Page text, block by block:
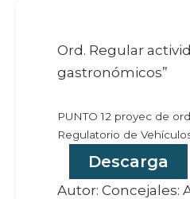
Ord. Regular
gastronómicos”
PUNTO 12 proyec de
Regulatorio de
Descarga
Autor: Concejales: